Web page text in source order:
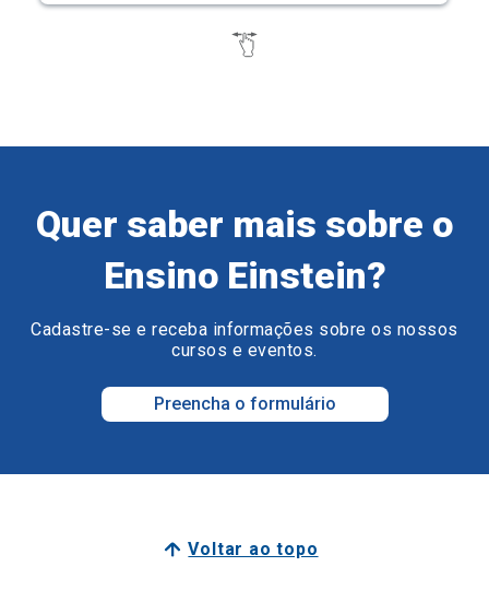
Quer saber mais sobre o
Ensino Einstein?
Cadastre-se e receba informações sobre os nossos
cursos e eventos.
Preencha o formulário
Voltar ao topo